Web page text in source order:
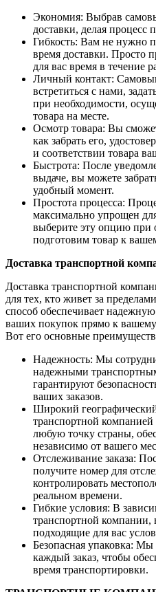
Экономия: Выбрав
доставки, делая
Гибкость: Вам не нужно
время доставки. Просто
для вас время в течение
Личный контакт:
встретиться с нами,
при необходимости,
товара на месте.
Осмотр товара: Вы
как забрать его,
и соответствии товара
Быстрота: После
выдаче, вы можете
удобный момент.
Простота процесса:
максимально упрощен
выберите эту опцию при
подготовим товар к
Доставка транспортной
Доставка транспортной
для тех, кто живет за
способ обеспечивает
ваших покупок прямо к вашему
Вот его основные
Надежность: Мы
надежными
гарантируют
ваших заказов.
Широкий
транспортной компанией
любую точку страны,
независимо от вашего
Отслеживание заказа:
получите номер для
контролировать
реальном времени.
Гибкие условия: В
транспортной компании,
подходящие для вас
Безопасная упаковка:
каждый заказ, чтобы
время транспортировки.